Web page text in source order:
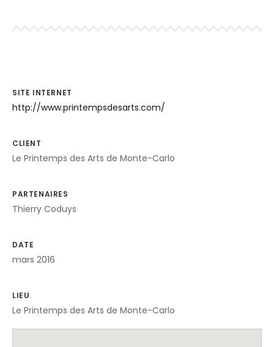
SITE INTERNET
http://www.printempsdesarts.com/
CLIENT
Le Printemps des Arts de Monte-Carlo
PARTENAIRES
Thierry Coduys
DATE
mars 2016
LIEU
Le Printemps des Arts de Monte-Carlo